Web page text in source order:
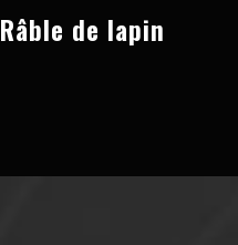
Râble de lapin